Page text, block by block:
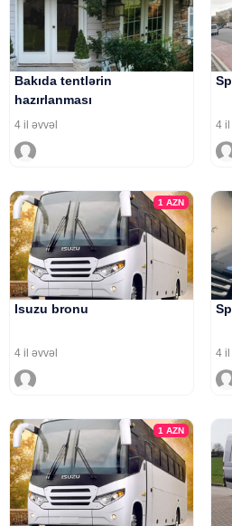
Bakıda tentlərin
hazırlanması
4 il əvvəl 4 il
1AZN
Isuzu bronu
4 il əvvəl 4 il
1AZN